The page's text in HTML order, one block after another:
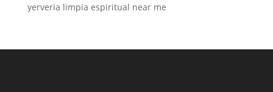
yerveria limpia espiritual near me